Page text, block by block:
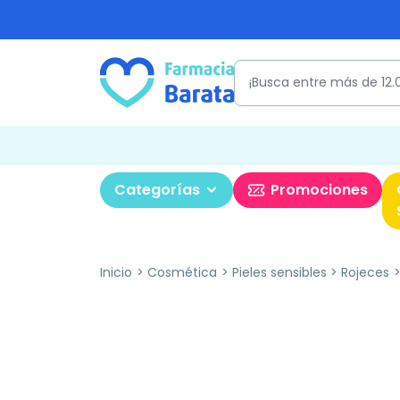
Categorías Promociones
Inicio Cosmética Pieles sensibles Rojeces